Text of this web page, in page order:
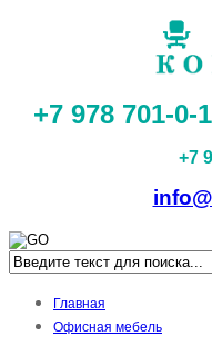
+7 978 701-0-
+7
Главная
Офисная мебель